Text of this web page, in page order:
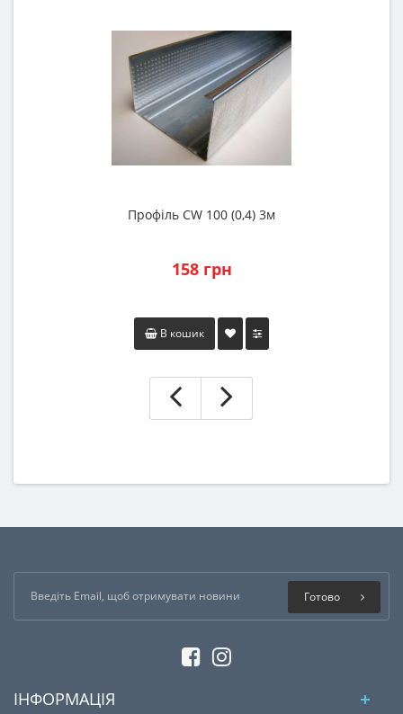
Профіль CW 100 (0,4) 3м
158 грн
В кошик
Готово
ІНФОРМАЦІЯ